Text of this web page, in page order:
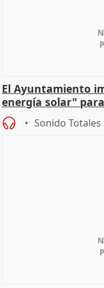
El Ayuntamiento
energía solar"
Sonido Totales